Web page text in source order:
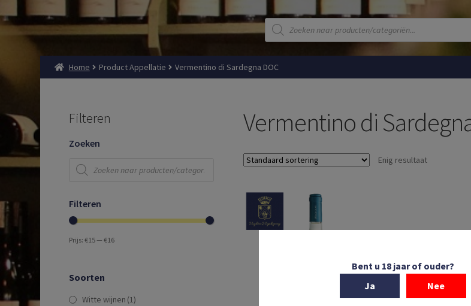
Producten
zoeken
Home Product Appellatie Vermentino di Sardegna DOC
Vermentino di
Enig resultaat
Filteren
Zoeken
Producten
zoeken
Filteren
Prijs:€15—€16
Soorten
Witte wijnen (1)
Bent u 18 jaar of ouder?
Ja
Nee